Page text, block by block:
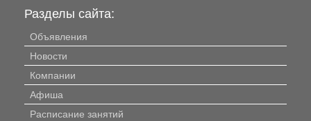
Разделы сайта:
Объявления
Новости
Компании
Афиша
Расписание занятий